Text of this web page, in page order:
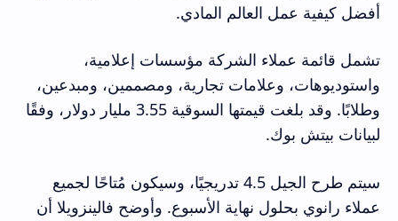
أفضل كيفية عمل العالم المادي.
تشمل قائمة عملاء الشركة مؤسسات إعلامية،
واستوديوهات، وعلامات تجارية، ومصممين، ومبدعين،
وطلابًا. وقد بلغت قيمتها السوقية 3.55 مليار دولار، وفقًا
لبيانات بيتش بوك.
سيتم طرح الجيل 4.5 تدريجيًا، وسيكون مُتاحًا لجميع
عملاء رانوي بحلول نهاية الأسبوع. وأوضح فالينزويلا أن